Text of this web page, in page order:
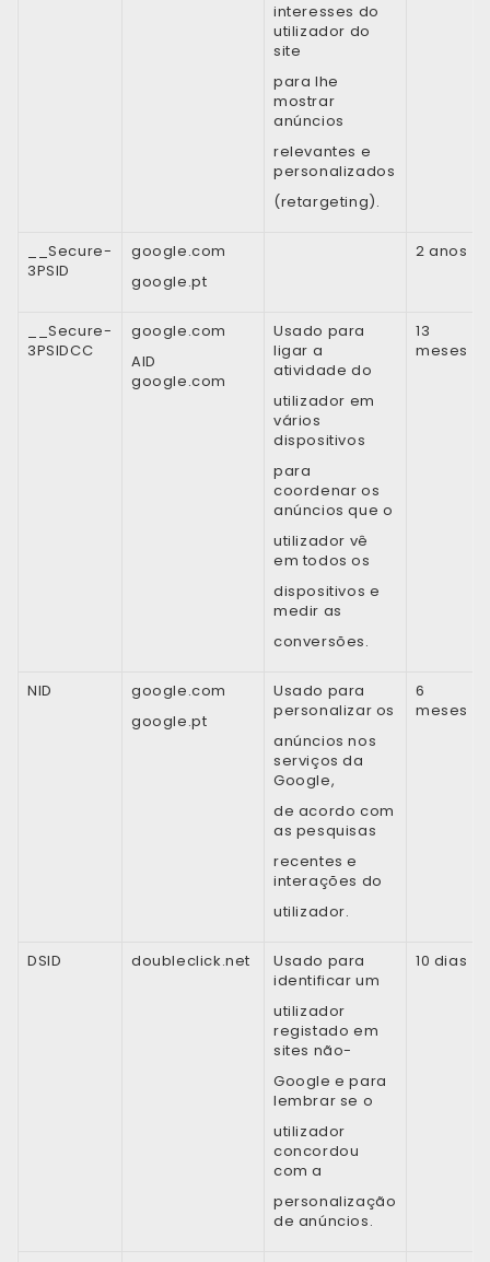
interesses do
utilizador do
site
para lhe
mostrar
anúncios
relevantes e
personalizados
(retargeting).
__Secure-
3PSID
google.com
google.pt
2 anos
__Secure-
3PSIDCC
google.com
AID
google.com
Usado para
ligar a
atividade do
utilizador em
vários
dispositivos
para
coordenar os
anúncios que o
utilizador vê
em todos os
dispositivos e
medir as
conversões.
13
meses
NID
google.com
google.pt
Usado para
personalizar os
anúncios nos
serviços da
Google,
de acordo com
as pesquisas
recentes e
interações do
utilizador.
6
meses
DSID doubleclick.net
Usado para
identificar um
utilizador
registado em
sites não-
Google e para
lembrar se o
utilizador
concordou
com a
personalização
de anúncios.
10 dias